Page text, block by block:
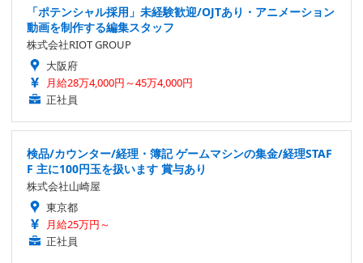
「ポテンシャル採用」未経験歓迎/OJTあり・アニメーション
動画を制作する編集スタッフ
株式会社RIOT GROUP
大阪府
月給28万4,000円～45万4,000円
正社員
検品/カウンター/経理・簿記 ゲームマシンの集金/経理STAF
F 主に100円玉を扱います 賞与あり
株式会社山崎屋
東京都
月給25万円～
正社員